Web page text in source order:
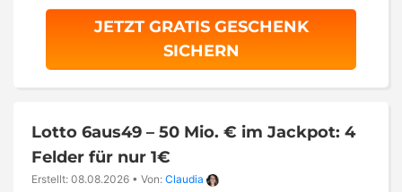
JETZT GRATIS GESCHENK
SICHERN
Lotto 6aus49 – 50 Mio. € im Jackpot: 4
Felder für nur 1€
Erstellt: 08.08.2026 • Von: Claudia